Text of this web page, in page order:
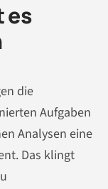
es
die
Aufgaben
Analysen eine
Das klingt